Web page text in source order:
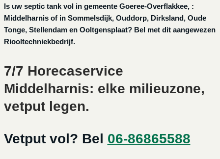
Is uw septic tank vol in gemeente Goeree-Overflakkee, :
Middelharnis of in Sommelsdijk, Ouddorp, Dirksland, Oude
Tonge, Stellendam en Ooltgensplaat? Bel met dit aangewezen
Riooltechniekbedrijf.
7/7 Horecaservice
Middelharnis: elke milieuzone,
vetput legen.
Vetput vol? Bel 06-86865588